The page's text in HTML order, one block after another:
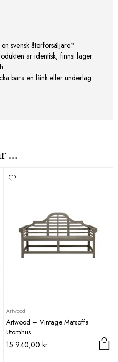
svensk återförsäljare?
är identisk, finnsi lager
bara en länk eller underlag
…
Artwood
Artwood – Vintage Matsoffa
Utomhus
15 940,00 kr